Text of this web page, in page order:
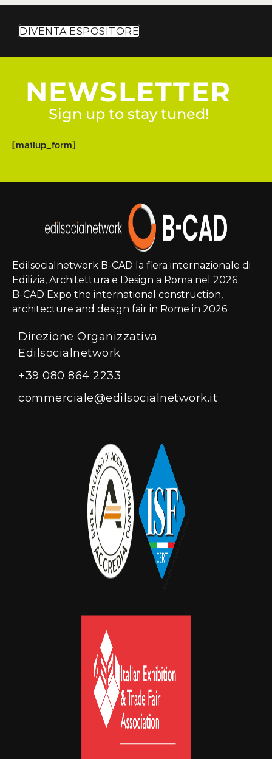
DIVENTA ESPOSITORE
NEWSLETTER
Sign up to stay tuned!
[mailup_form]
Edilsocialnetwork B-CAD la fiera internazionale di
Edilizia, Architettura e Design a Roma nel 2026
B-CAD Expo the international construction,
architecture and design fair in Rome in 2026
Direzione Organizzativa
Edilsocialnetwork
+39 080 864 2233
commerciale@edilsocialnetwork.it